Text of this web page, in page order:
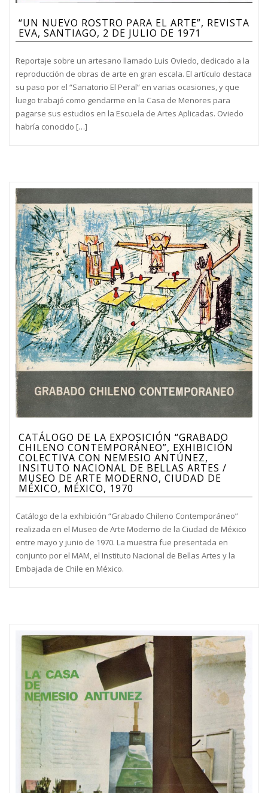
“UN NUEVO ROSTRO PARA EL ARTE”, REVISTA
EVA, SANTIAGO, 2 DE JULIO DE 1971
Reportaje sobre un artesano llamado Luis Oviedo, dedicado a la
reproducción de obras de arte en gran escala. El artículo destaca
su paso por el “Sanatorio El Peral” en varias ocasiones, y que
luego trabajó como gendarme en la Casa de Menores para
pagarse sus estudios en la Escuela de Artes Aplicadas. Oviedo
habría conocido […]
CATÁLOGO DE LA EXPOSICIÓN “GRABADO
CHILENO CONTEMPORÁNEO”, EXHIBICIÓN
COLECTIVA CON NEMESIO ANTÚNEZ,
INSITUTO NACIONAL DE BELLAS ARTES /
MUSEO DE ARTE MODERNO, CIUDAD DE
MÉXICO, MÉXICO, 1970
Catálogo de la exhibición “Grabado Chileno Contemporáneo”
realizada en el Museo de Arte Moderno de la Ciudad de México
entre mayo y junio de 1970. La muestra fue presentada en
conjunto por el MAM, el Instituto Nacional de Bellas Artes y la
Embajada de Chile en México.